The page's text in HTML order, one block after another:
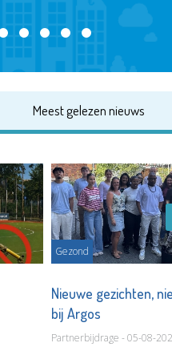
Meest gelezen nieuws
Gezond
Nieuwe gezichten,
bij Argos
Partnerbijdrage - 05-08-